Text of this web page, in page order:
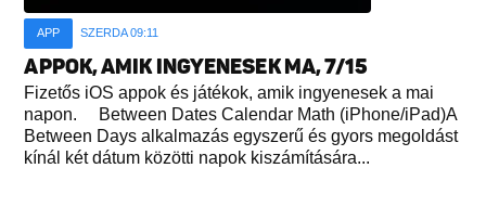
APP SZERDA 09:11
APPOK, AMIK INGYENESEK MA, 7/15
Fizetős iOS appok és játékok, amik ingyenesek a mai
napon. Between Dates Calendar Math (iPhone/iPad)A
Between Days alkalmazás egyszerű és gyors megoldást
kínál két dátum közötti napok kiszámítására...